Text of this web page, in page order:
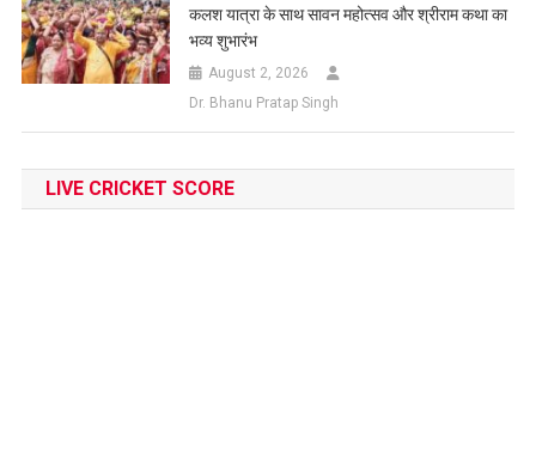
कलश यात्रा के साथ सावन महोत्सव और श्रीराम कथा का
भव्य शुभारंभ
August 2, 2026
Dr. Bhanu Pratap Singh
LIVE CRICKET SCORE